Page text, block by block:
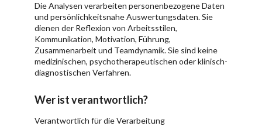
Die Analysen verarbeiten personenbezogene Daten
und persönlichkeitsnahe Auswertungsdaten. Sie
dienen der Reflexion von Arbeitsstilen,
Kommunikation, Motivation, Führung,
Zusammenarbeit und Teamdynamik. Sie sind keine
medizinischen, psychotherapeutischen oder klinisch-
diagnostischen Verfahren.
Wer ist verantwortlich?
Verantwortlich für die Verarbeitung